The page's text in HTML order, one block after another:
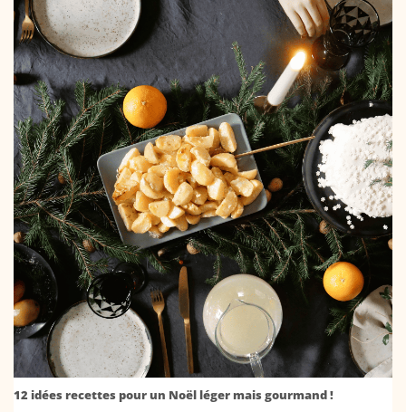
12 idées recettes pour un Noël léger mais gourmand !